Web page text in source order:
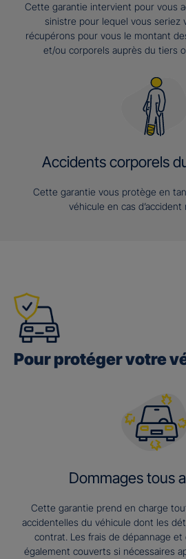
Cette garantie intervient pour vous
sinistre pour lequel vous seriez
récupérons pour vous le montant
et/ou corporels auprès du tiers
Accidents corporels
Cette garantie vous protège en
véhicule en cas d’accident
Pour protéger votre
Dommages tous
Cette garantie prend en charge
accidentelles du véhicule dont les
contrat. Les frais de dépannage
également couverts si nécessaires